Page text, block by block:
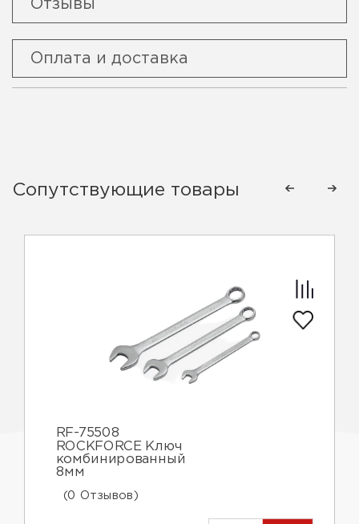
Отзывы
Оплата и доставка
Сопутствующие товары
RF-75508
ROCKFORCE Ключ
комбинированный
8мм
(0 Отзывов)